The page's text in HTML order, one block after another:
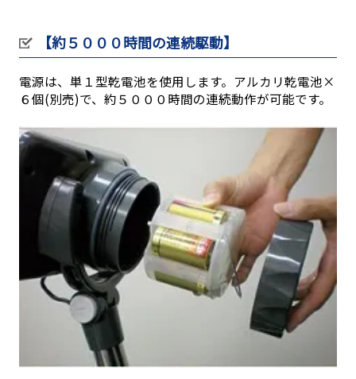
【約５０００時間の連続駆動】
電源は、単１型乾電池を使用します。アルカリ乾電池×
６個(別売)で、約５０００時間の連続動作が可能です。